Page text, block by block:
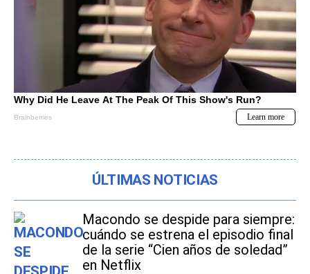
ÚLTIMAS NOTICIAS
Macondo se despide para siempre:
cuándo se estrena el episodio final
de la serie “Cien años de soledad”
en Netflix